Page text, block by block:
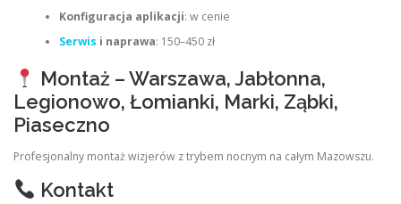
Konfiguracja aplikacji: w cenie
Serwis i naprawa: 150–450 zł
Montaż – Warszawa, Jabłonna,
Legionowo, Łomianki, Marki, Ząbki,
Piaseczno
Profesjonalny montaż wizjerów z trybem nocnym na całym Mazowszu.
Kontakt